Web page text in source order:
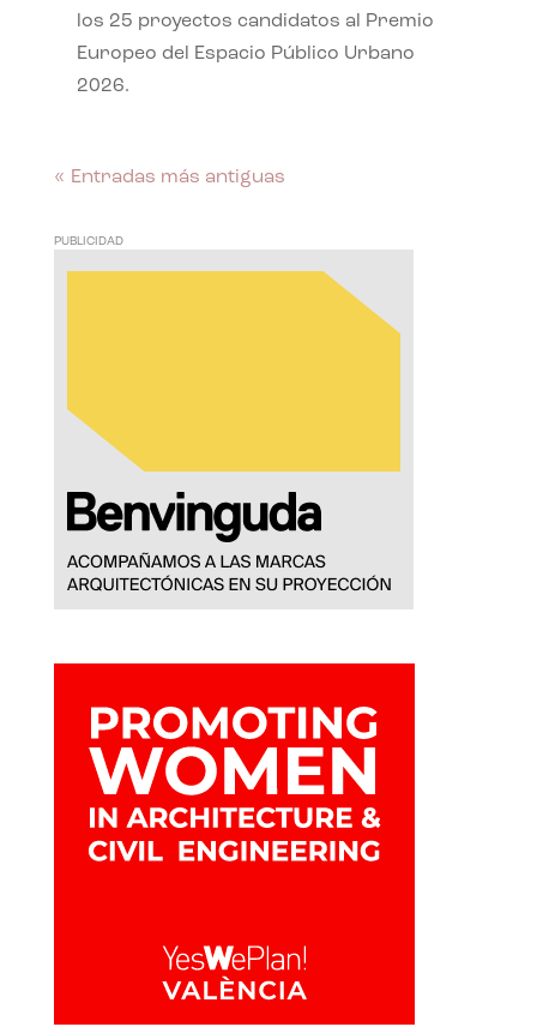
los 25 proyectos candidatos al Premio
Europeo del Espacio Público Urbano
2026.
« Entradas más antiguas
PUBLICIDAD